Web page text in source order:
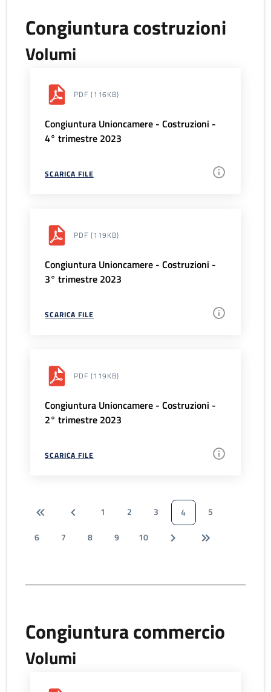
Congiuntura costruzioni
Volumi
PDF (116KB)
Congiuntura Unioncamere - Costruzioni -
4° trimestre 2023
SCARICA FILE
PDF (119KB)
Congiuntura Unioncamere - Costruzioni -
3° trimestre 2023
SCARICA FILE
PDF (119KB)
Congiuntura Unioncamere - Costruzioni -
2° trimestre 2023
SCARICA FILE
1 2 3 4
5
6
7 8 9 10
Congiuntura commercio
Volumi